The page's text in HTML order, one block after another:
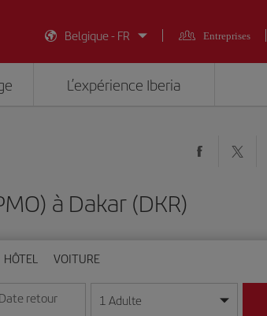
Belgique - FR
Entreprises
L’expérience Iberia
à Dakar (DKR)
HÔTEL VOITURE
mois/année
Date retour
la date au format jour/mois/année
1 Adulte